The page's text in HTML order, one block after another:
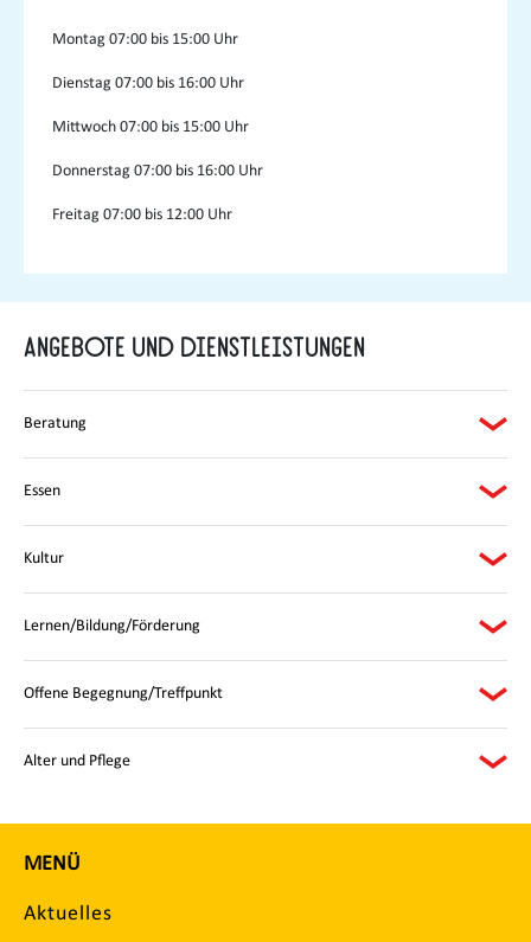
Montag 07:00 bis 15:00 Uhr
Dienstag 07:00 bis 16:00 Uhr
Mittwoch07:00 bis 15:00 Uhr
Donnerstag 07:00 bis 16:00 Uhr
Freitag 07:00 bis 12:00 Uhr
Angebote und Dienstleistungen
Beratung
Essen
Kultur
Lernen/Bildung/Förderung
Offene Begegnung/Treffpunkt
Alter und Pflege
MENÜ
Aktuelles